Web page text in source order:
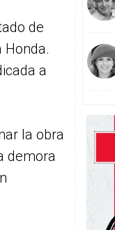
de
Honda.
a
la obra
demora